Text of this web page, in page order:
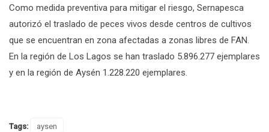
Como medida preventiva para mitigar el riesgo, Sernapesca
autorizó el traslado de peces vivos desde centros de cultivos
que se encuentran en zona afectadas a zonas libres de FAN.
En la región de Los Lagos se han traslado 5.896.277 ejemplares
y en la región de Aysén 1.228.220 ejemplares.
Tags: aysen